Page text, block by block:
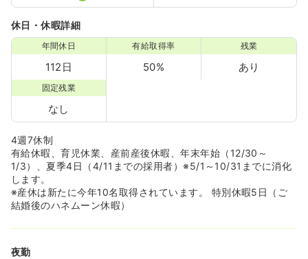
休日・休暇詳細
年間休日
112日
有給取得率
50%
残業
あり
固定残業
なし
4週7休制
有給休暇、育児休業、産前産後休暇、年末年始（12/30～
1/3）、夏季4日（4/11までの採用者）※5/1～10/31までに消化
します。
※産休は新たに今年10名取得されています。 特別休暇5日（ご
結婚後のハネムーン休暇）
夜勤